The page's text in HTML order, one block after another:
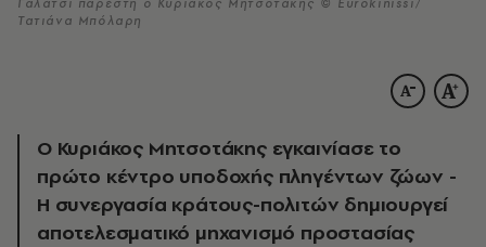
Γαλάτσι παρέστη ο Κυριάκος Μητσοτάκης © Eurokinissi/
Τατιάνα Μπόλαρη
Ο Κυριάκος Μητσοτάκης εγκαινίασε το
πρώτο κέντρο υποδοχής πληγέντων ζώων -
Η συνεργασία κράτους-πολιτών δημιουργεί
αποτελεσματικό μηχανισμό προστασίας